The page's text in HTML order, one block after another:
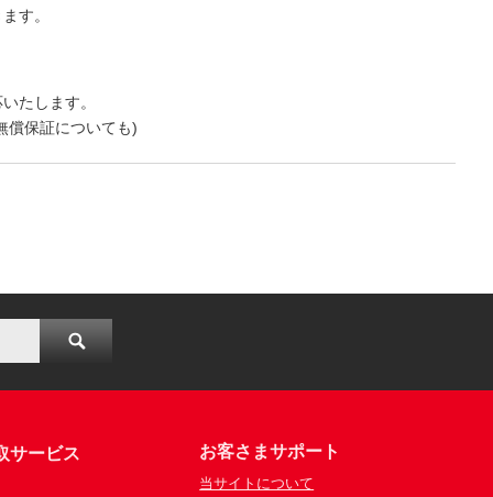
す。
たします。
償保証についても)
サービス お客さまサポート
当サイトについて